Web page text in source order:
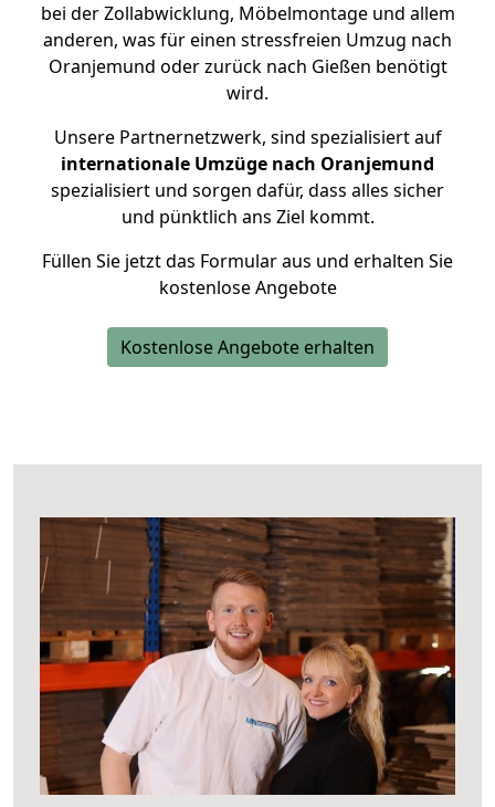
bei der Zollabwicklung, Möbelmontage und allem
anderen, was für einen stressfreien Umzug nach
Oranjemund oder zurück nach Gießen benötigt
wird.
Unsere Partnernetzwerk, sind spezialisiert auf
internationale Umzüge nach Oranjemund
spezialisiert und sorgen dafür, dass alles sicher
und pünktlich ans Ziel kommt.
Füllen Sie jetzt das Formular aus und erhalten Sie
kostenlose Angebote
Kostenlose Angebote erhalten